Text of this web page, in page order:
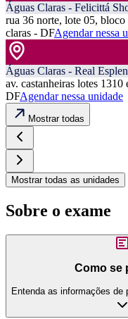
Águas Claras - Felicittá
rua 36 norte, lote 05,
claras - DFAgendar nessa
Águas Claras - Real
av. castanheiras lotes
DFAgendar nessa unidade
Mostrar todas
Mostrar todas as unidades
Sobre o exame
Como se
Entenda as informações de